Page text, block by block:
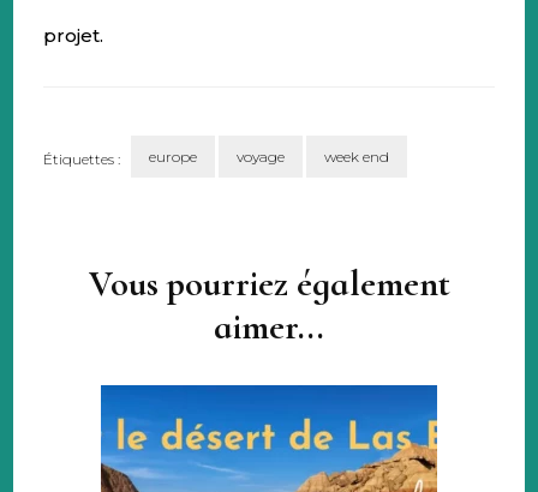
projet.
Étiquettes : europe voyage week end
Vous pourriez également
aimer...